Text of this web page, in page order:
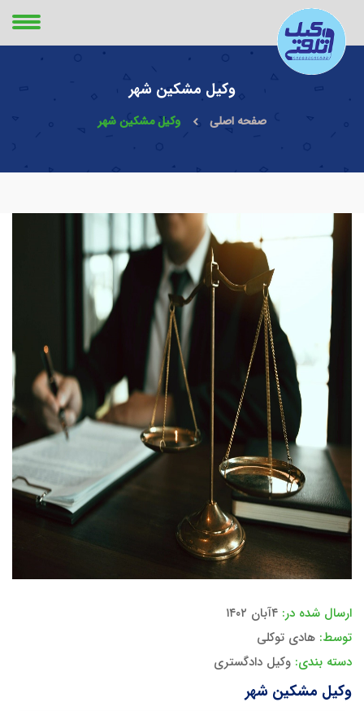
وکیل مشکین شهر
صفحه اصلی وکیل مشکین شهر
ارسال شده در: ۴آبان ۱۴۰۲
توسط: هادی توکلی
دسته بندی: وکیل دادگستری
وکیل مشکین شهر